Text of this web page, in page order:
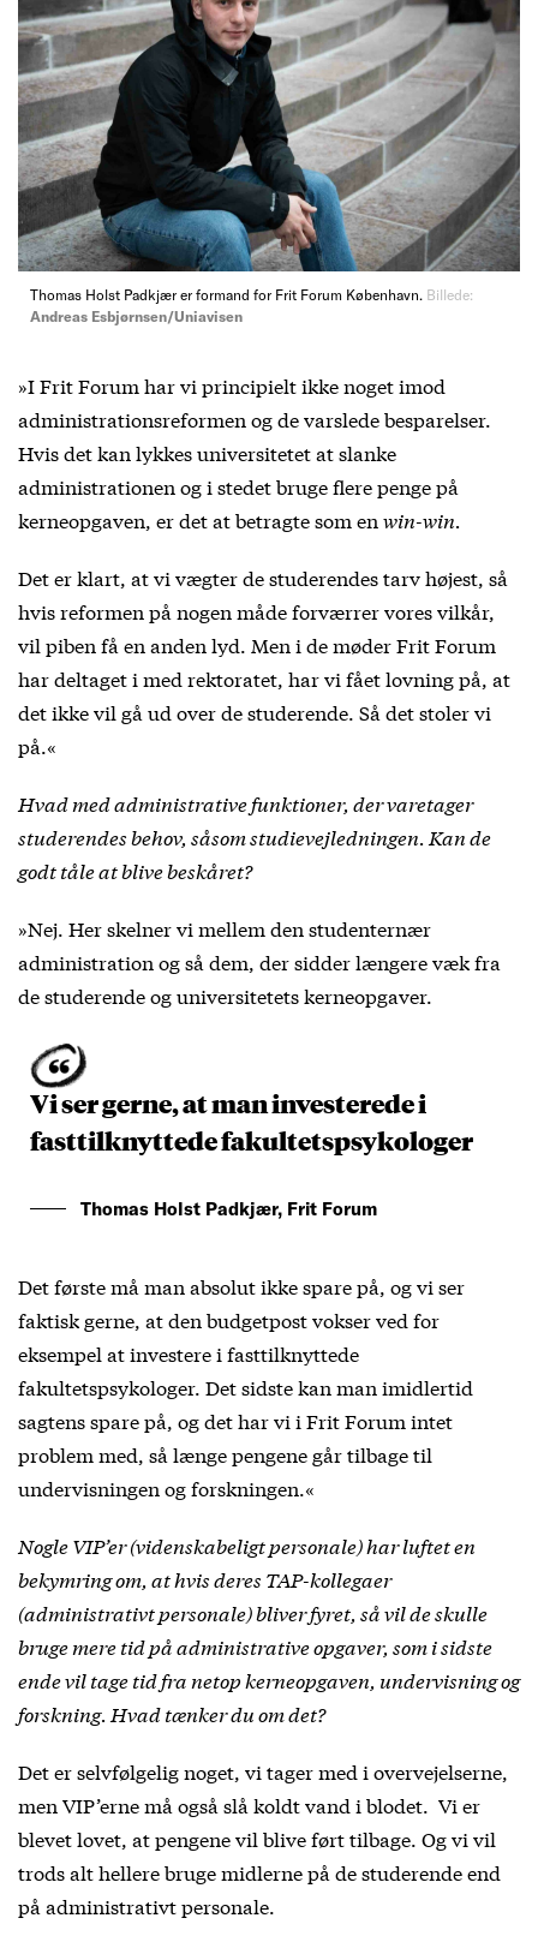
Thomas Holst Padkjær er formand for Frit Forum København. Billede:
Andreas Esbjørnsen/Uniavisen
»I Frit Forum har vi principielt ikke noget imod
administrationsreformen og de varslede besparelser.
Hvis det kan lykkes universitetet at slanke
administrationen og i stedet bruge flere penge på
kerneopgaven, er det at betragte som en win-win.
Det er klart, at vi vægter de studerendes tarv højest, så
hvis reformen på nogen måde forværrer vores vilkår,
vil piben få en anden lyd. Men i de møder Frit Forum
har deltaget i med rektoratet, har vi fået lovning på, at
det ikke vil gå ud over de studerende. Så det stoler vi
på.«
Hvad med administrative funktioner, der varetager
studerendes behov, såsom studievejledningen. Kan de
godt tåle at blive beskåret?
»Nej. Her skelner vi mellem den studenternær
administration og så dem, der sidder længere væk fra
de studerende og universitetets kerneopgaver.
Vi ser gerne, at man investerede i
fasttilknyttede fakultetspsykologer
Thomas Holst Padkjær, Frit Forum
Det første må man absolut ikke spare på, og vi ser
faktisk gerne, at den budgetpost vokser ved for
eksempel at investere i fasttilknyttede
fakultetspsykologer. Det sidste kan man imidlertid
sagtens spare på, og det har vi i Frit Forum intet
problem med, så længe pengene går tilbage til
undervisningen og forskningen.«
Nogle VIP’er (videnskabeligt personale) har luftet en
bekymring om, at hvis deres TAP-kollegaer
(administrativt personale) bliver fyret, så vil de skulle
bruge mere tid på administrative opgaver, som i sidste
ende vil tage tid fra netop kerneopgaven, undervisning og
forskning. Hvad tænker du om det?
Det er selvfølgelig noget, vi tager med i overvejelserne,
men VIP’erne må også slå koldt vand i blodet. Vi er
blevet lovet, at pengene vil blive ført tilbage. Og vi vil
trods alt hellere bruge midlerne på de studerende end
på administrativt personale.